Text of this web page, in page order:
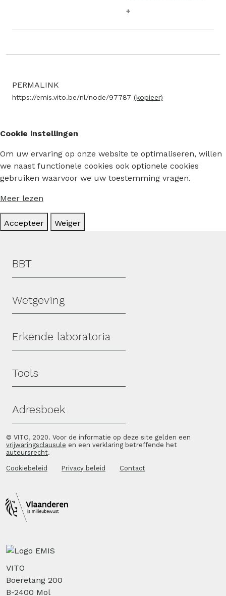
PERMALINK
https://emis.vito.be/nl/node/97787 (kopieer)
Cookie instellingen
Om uw ervaring op onze website te optimaliseren, willen
we naast functionele cookies ook optionele cookies
gebruiken waarvoor we uw toestemming vragen.
Meer lezen
Accepteer Weiger
Hoofdmenu
BBT
Wetgeving
Erkende laboratoria
Tools
Adresboek
© VITO, 2020. Voor de informatie op deze site gelden een
vrijwaringsclausule en een verklaring betreffende het
auteursrecht.
Cookiebeleid Privacy beleid Contact
VITO
Boeretang 200
B-2400 Mol